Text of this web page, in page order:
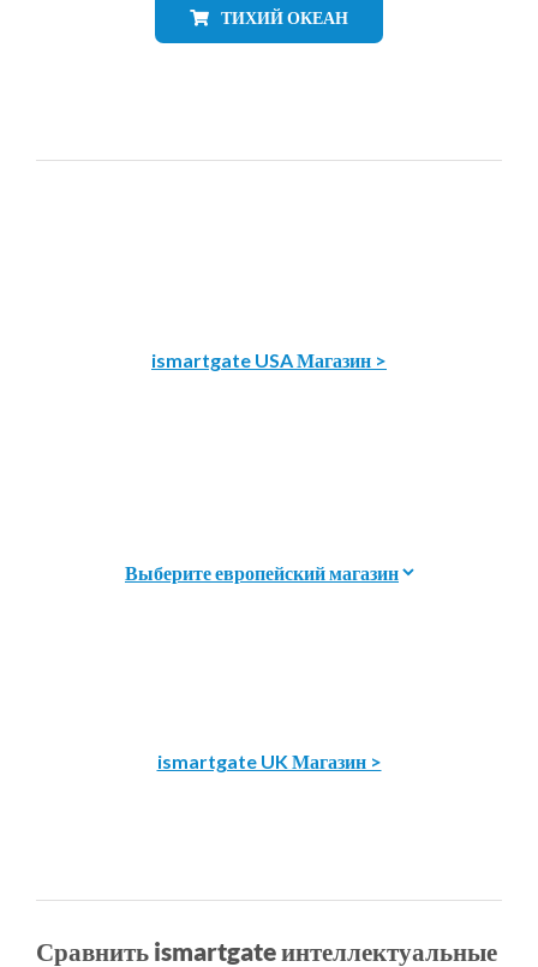
ТИХИЙ ОКЕАН
ismartgate USA Магазин >
ismartgate UK Магазин >
Сравнить ismartgate интеллектуальные